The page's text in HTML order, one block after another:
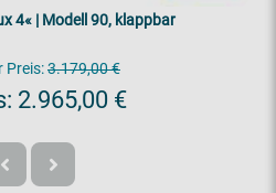
4« | Modell 90, klappbar
Preis:3.179,00 €
2.965,00 €